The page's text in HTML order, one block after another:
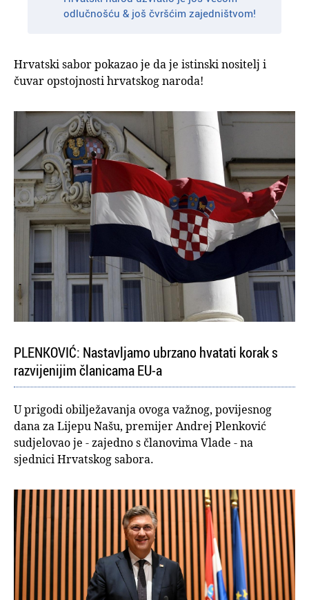
odlučnošću & još čvršćim zajedništvom!
Hrvatski sabor pokazao je da je istinski nositelj i
čuvar opstojnosti hrvatskog naroda!
PLENKOVIĆ: Nastavljamo ubrzano hvatati korak s
razvijenijim članicama EU-a
U prigodi obilježavanja ovoga važnog, povijesnog
dana za Lijepu Našu, premijer Andrej Plenković
sudjelovao je - zajedno s članovima Vlade - na
sjednici Hrvatskog sabora.